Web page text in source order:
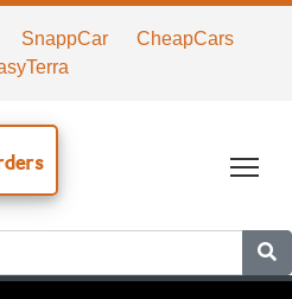
SnappCar
CheapCars